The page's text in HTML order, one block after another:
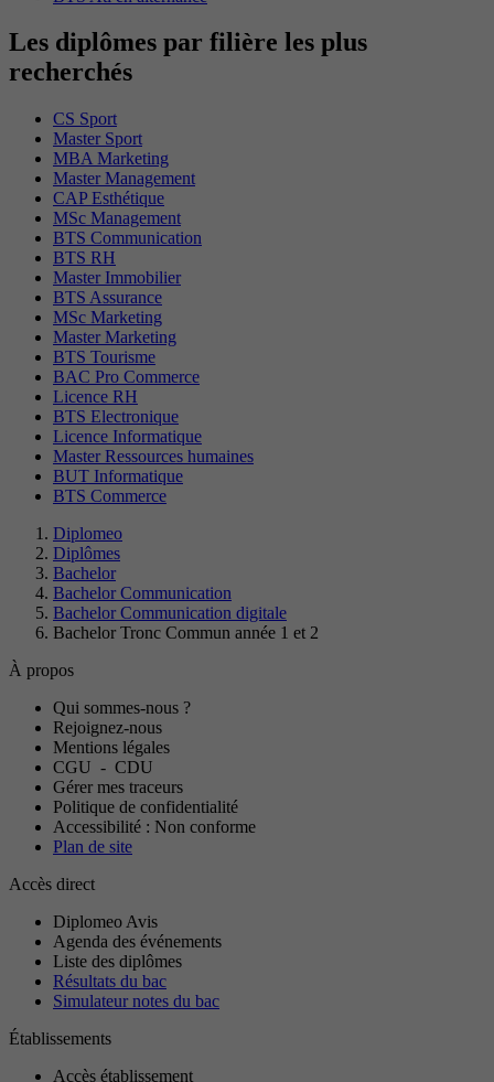
Les diplômes par filière les plus
recherchés
CS Sport
Master Sport
MBA Marketing
Master Management
CAP Esthétique
MSc Management
BTS Communication
BTS RH
Master Immobilier
BTS Assurance
MSc Marketing
Master Marketing
BTS Tourisme
BAC Pro Commerce
Licence RH
BTS Electronique
Licence Informatique
Master Ressources humaines
BUT Informatique
BTS Commerce
Diplomeo
Diplômes
Bachelor
Bachelor Communication
Bachelor Communication digitale
Bachelor Tronc Commun année 1 et 2
À propos
Qui sommes-nous ?
Rejoignez-nous
Mentions légales
CGU - CDU
Gérer mes traceurs
Politique de confidentialité
Accessibilité : Non conforme
Plan de site
Accès direct
Diplomeo Avis
Agenda des événements
Liste des diplômes
Résultats du bac
Simulateur notes du bac
Établissements
Accès établissement